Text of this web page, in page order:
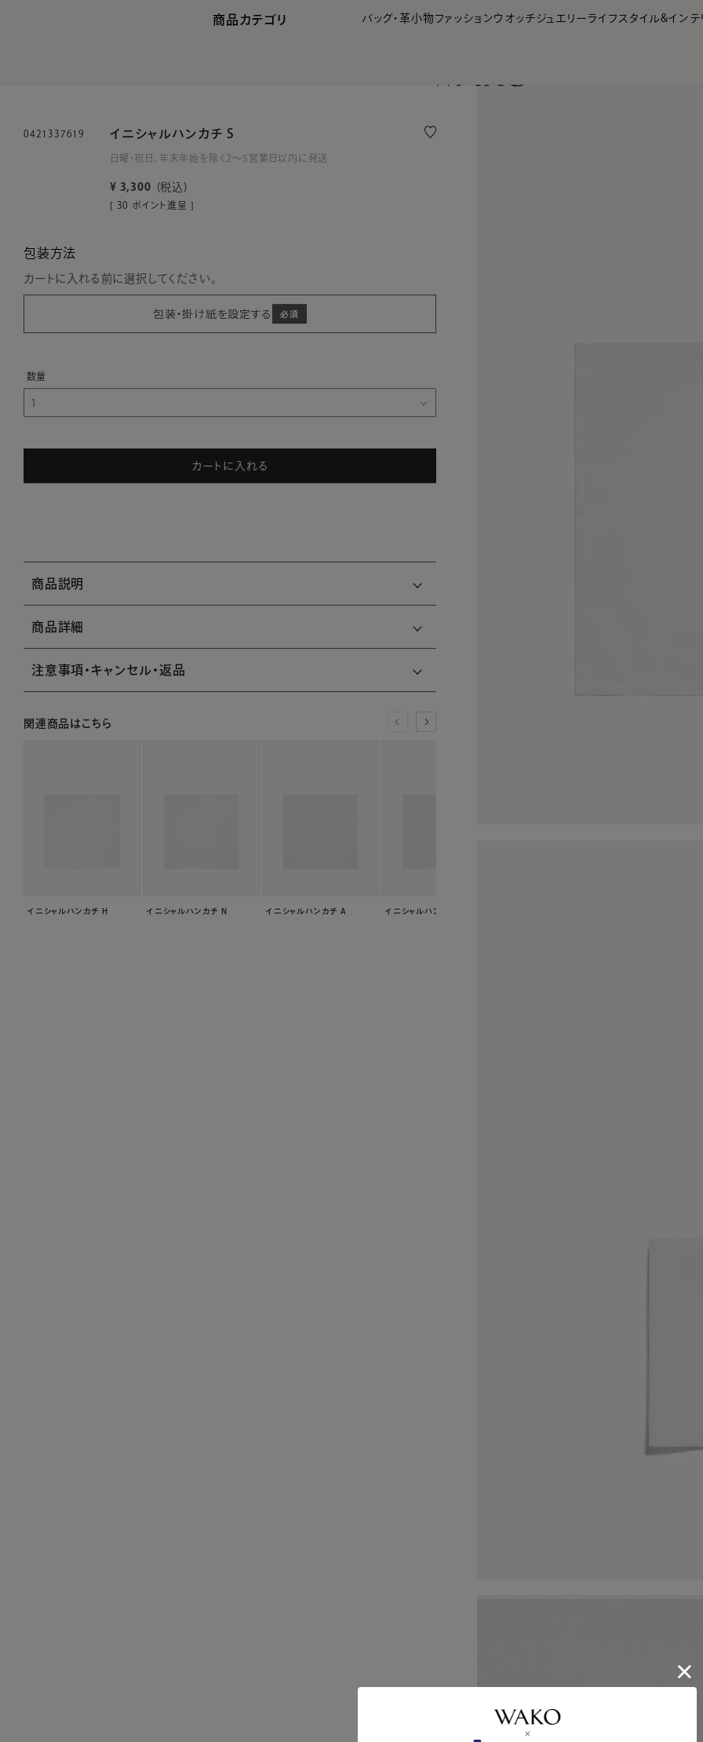
商品カテゴリ バッグ・革小物 ファッションウオッチジュエリー ライフスタイル&インテ
0421337619 イニシャルハンカチ S
日曜・祝日、年末年始を除く2～5営業日以内に発送
¥ 3,300 税込
[ 30 ポイント進呈 ]
包装方法
カートに入れる前に選択してください。
包装・掛け紙を設定する
カートに入れる
商品説明
商品詳細
注意事項・キャンセル・返品
関連商品はこちら
イニシャルハンカチ H イニシャルハンカチ N イニシャルハンカチ A イニシャルハンカチ C